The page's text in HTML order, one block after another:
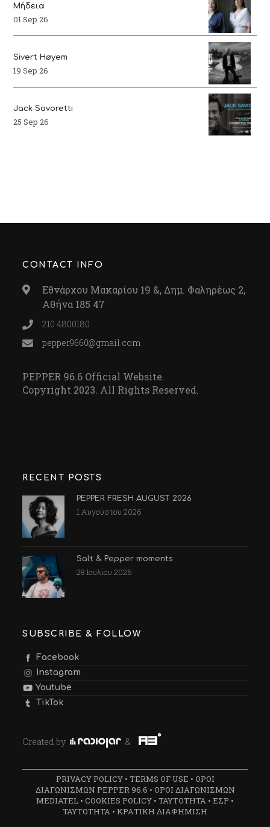
Μήδεια
01 Sep 26
Sivert Høyem
19 Sep 26
Jack Savoretti
25 Sep 26
CONTACT INFO
Εθνάρχου Μακαρίου 19 &, Δημ. Φαληρέως 2,
Αθήνα 185 47
210 4800180
pepper9660@gmail.com
PEPPER 96.6 Official Website.
Copyright 2023. All Rights Reserved.
RECENT POSTS
PEPPER FRESH AUGUST 2026
1 Αυγούστου 2026
Salt & Pepper moments
28 Ιουλίου 2026
SUBSCRIBE & FOLLOW
Facebook
Instagram
Youtube
TikTok
Created by &
PRIVACY POLICY• TERMS OF USE • ΟΡΟΙ
ΔΙΑΓΩΝΙΣΜΩΝ PEPPER 96.6 • ΟΡΟΙ ΔΙΑΓΩΝΙΣΜΩΝ
MEDIATEL • COOKIES POLICY • ΤΑΥΤΟΤΗΤΑ • ΕΣΡ •
ΤΑΥΤΟΤΗΤΑ • ΚΡΑΤΙΚΗ ΔΙΑΦΗΜΙΣΗ